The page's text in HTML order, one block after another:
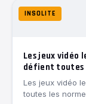
INSOLITE
Les jeux vidéo
défient toutes
Les jeux vidéo
toutes les